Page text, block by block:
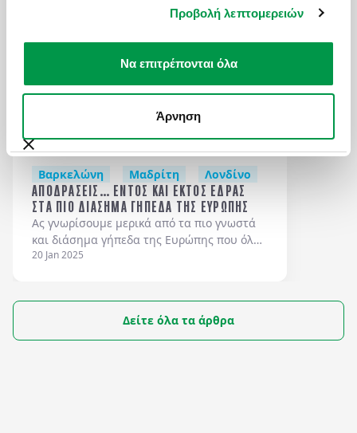
Προβολή λεπτομερειών
Να επιτρέπονται όλα
Άρνηση
ΑΠΟ ΤΟ BLOG ΜΑΣ
Βαρκελώνη Μαδρίτη Λονδίνο
ΑΠΟΔΡΑΣΕΙΣ… ΕΝΤΟΣ ΚΑΙ ΕΚΤΟΣ ΕΔΡΑΣ
ΣΤΑ ΠΙΟ ΔΙΑΣΗΜΑ ΓΗΠΕΔΑ ΤΗΣ ΕΥΡΩΠΗΣ
Ας γνωρίσουμε μερικά από τα πιο γνωστά
και διάσημα γήπεδα της Ευρώπης που όλοι
θα θέλαμε να βρεθούμε στις κερκίδες τους
20 Jan 2025
Δείτε όλα τα άρθρα